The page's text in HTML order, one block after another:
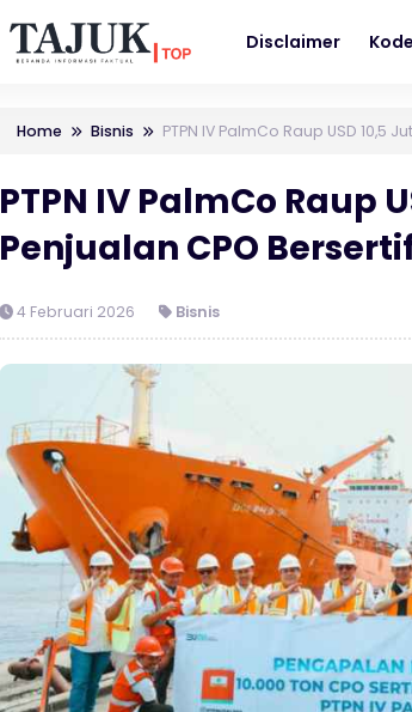
Disclaimer
Home Bisnis PTPN IV PalmCo Raup USD 10,5
PTPN IV PalmCo Raup
Penjualan CPO
4 Februari 2026 Bisnis